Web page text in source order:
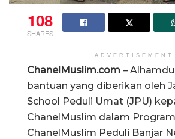
108
SHARES
ADVERTISEMENT
ChanelMuslim.com –
bantuan yang diberikan oleh
School Peduli Umat (JPU)
ChanelMuslim dalam Program
ChanelMuslim Peduli Banjar